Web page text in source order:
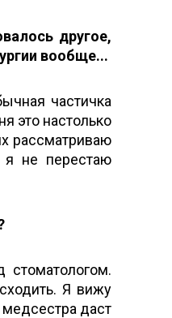
другое,
вообще...
частичка
это настолько
рассматриваю
я не перестаю
Я вижу
даст